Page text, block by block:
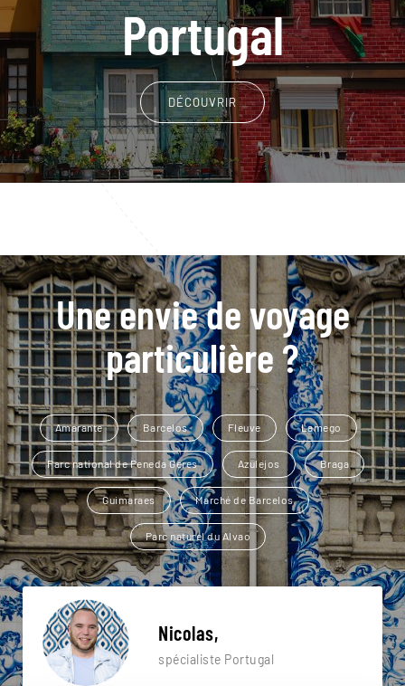
Portugal
DÉCOUVRIR
Une envie de voyage
particulière ?
Amarante Barcelos Fleuve Lamego
Parc national de Peneda Geres Azulejos Braga
Guimaraes Marché de Barcelos
Parc naturel du Alvao
Nicolas,
spécialiste Portugal